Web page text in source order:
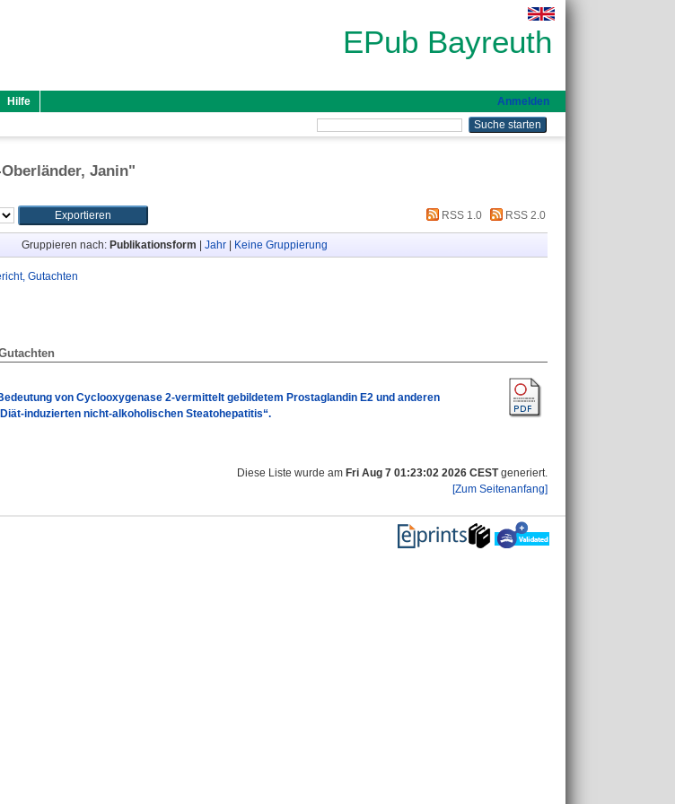
EPub Bayreuth
Hilfe Anmelden
Janin"
RSS 1.0 RSS 2.0
Gruppieren nach: Publikationsform Jahr| Keine Gruppierung
Gutachten
von Cyclooxygenase 2-vermittelt gebildetem Prostaglandin E2 und anderen
induzierten nicht-alkoholischen Steatohepatitis“.
Diese Liste wurde am Fri Aug 7 01:23:02 2026 CESTgeneriert.
[Zum Seitenanfang]